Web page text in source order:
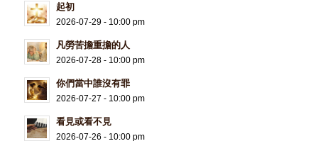
起初
2026-07-29 - 10:00 pm
凡勞苦擔重擔的人
2026-07-28 - 10:00 pm
你們當中誰沒有罪
2026-07-27 - 10:00 pm
看見或看不見
2026-07-26 - 10:00 pm